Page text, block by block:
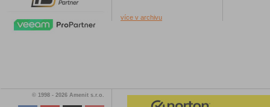
více v archivu
© 1998 - 2026 Amenit s.r.o.